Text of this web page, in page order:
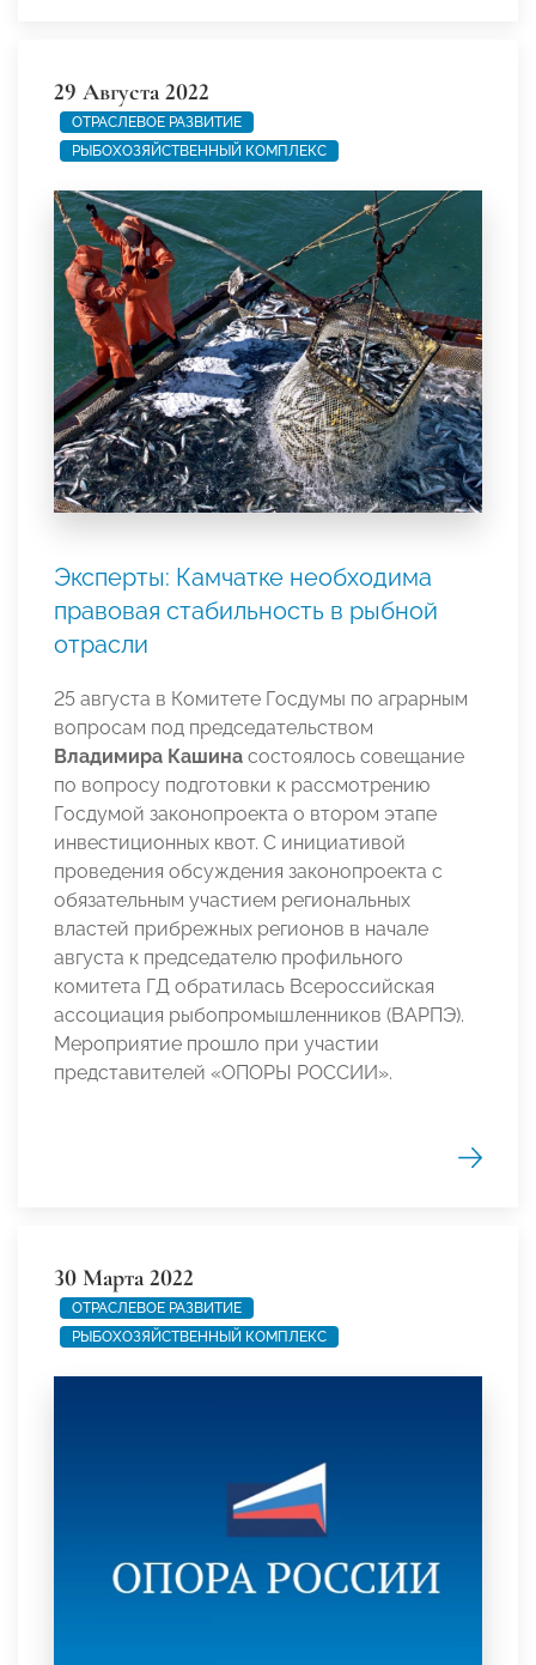
29 Августа 2022
ОТРАСЛЕВОЕ РАЗВИТИЕ
РЫБОХОЗЯЙСТВЕННЫЙ КОМПЛЕКС
Эксперты: Камчатке необходима
правовая стабильность в рыбной
отрасли
25 августа в Комитете Госдумы по аграрным
вопросам под председательством
Владимира Кашина состоялось совещание
по вопросу подготовки к рассмотрению
Госдумой законопроекта о втором этапе
инвестиционных квот. С инициативой
проведения обсуждения законопроекта с
обязательным участием региональных
властей прибрежных регионов в начале
августа к председателю профильного
комитета ГД обратилась Всероссийская
ассоциация рыбопромышленников (ВАРПЭ).
Мероприятие прошло при участии
представителей «ОПОРЫ РОССИИ».
30 Марта 2022
ОТРАСЛЕВОЕ РАЗВИТИЕ
РЫБОХОЗЯЙСТВЕННЫЙ КОМПЛЕКС